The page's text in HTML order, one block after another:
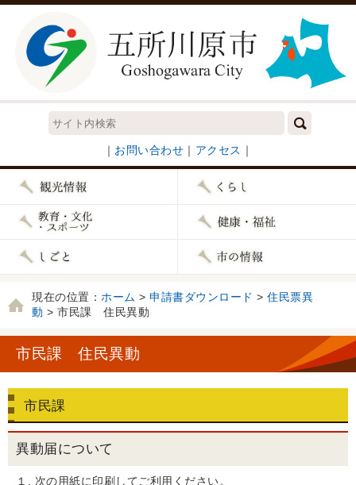
｜ お問い合わせ ｜ アクセス ｜
現在の位置： ホーム > 申請書ダウンロード > 住民票異
動 > 市民課 住民異動
市民課 住民異動
市民課
異動届について
１. 次の用紙に印刷してご利用ください。